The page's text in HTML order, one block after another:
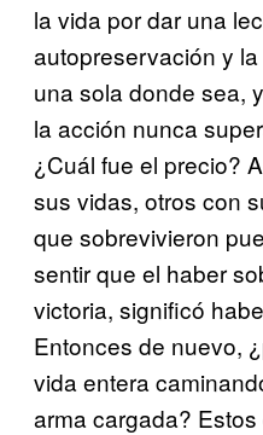
la vida por dar una
autopreservación y
una sola donde sea,
la acción nunca
¿Cuál fue el precio?
sus vidas, otros con
que sobrevivieron
sentir que el haber
victoria, significó
Entonces de nuevo,
vida entera
arma cargada?